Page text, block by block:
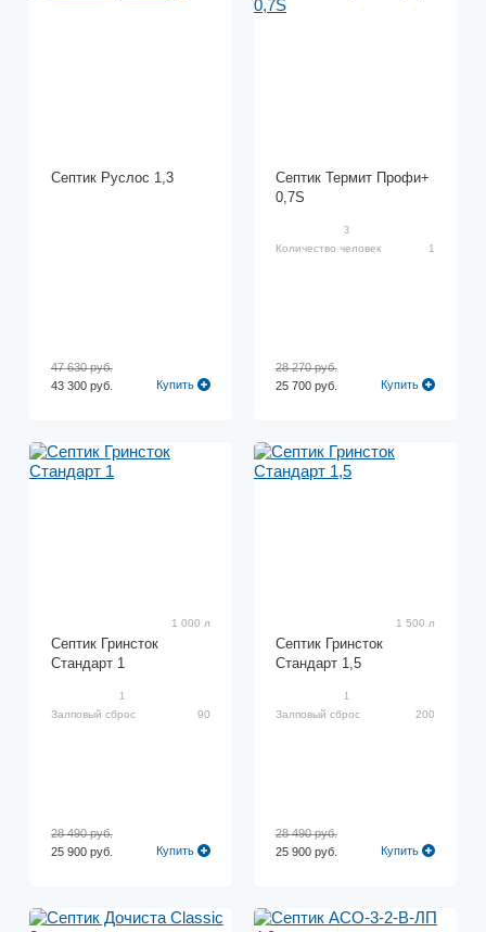
Септик Руслос 1,3
43 300 руб.
47 630 руб.
Купить
Септик Термит Профи+
0,7S
3
Количество человек 1
25 700 руб.
28 270 руб.
Купить
1 000 л
Септик Гринсток
Стандарт 1
1
Залповый сброс 90
25 900 руб.
28 490 руб.
Купить
1 500 л
Септик Гринсток
Стандарт 1,5
1
Залповый сброс 200
25 900 руб.
28 490 руб.
Купить